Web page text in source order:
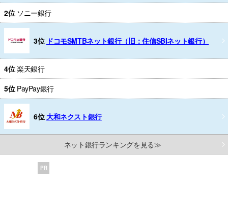
2位 ソニー銀行
3位 ドコモSMTBネット銀行（旧：住信SBIネット銀行）
4位楽天銀行
5位 PayPay銀行
6位 大和ネクスト銀行
ネット銀行ランキングを見る≫
PR